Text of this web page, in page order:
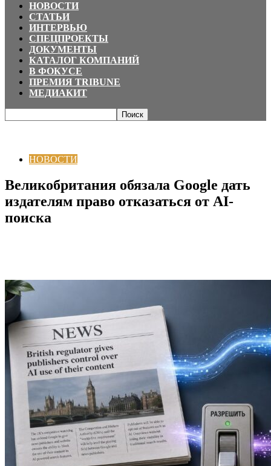
НОВОСТИ
СТАТЬИ
ИНТЕРВЬЮ
СПЕЦПРОЕКТЫ
ДОКУМЕНТЫ
КАТАЛОГ КОМПАНИЙ
В ФОКУСЕ
ПРЕМИЯ TRIBUNE
МЕДИАКИТ
НОВОСТИ
Великобритания обязала Google дать
издателям право отказаться от AI-
поиска